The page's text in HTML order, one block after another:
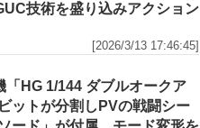
技術を盛り込みアクション
[2026/3/13 17:46:45]
HG 1/144 ダブルオークア
ットが分割しPVの戦闘シー